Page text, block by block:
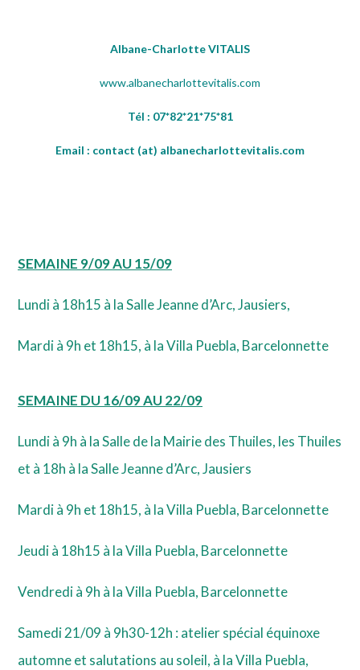
Albane-Charlotte VITALIS
www.albanecharlottevitalis.com
Tél : 07*82*21*75*81
Email : contact (at) albanecharlottevitalis.com
SEMAINE 9/09 AU 15/09
Lundi à 18h15 à la Salle Jeanne d’Arc, Jausiers,
Mardi à 9h et 18h15, à la Villa Puebla, Barcelonnette
SEMAINE DU 16/09 AU 22/09
Lundi à 9h à la Salle de la Mairie des Thuiles, les Thuiles
et à 18h à la Salle Jeanne d’Arc, Jausiers
Mardi à 9h et 18h15, à la Villa Puebla, Barcelonnette
Jeudi à 18h15 à la Villa Puebla, Barcelonnette
Vendredi à 9h à la Villa Puebla, Barcelonnette
Samedi 21/09 à 9h30-12h : atelier spécial équinoxe
automne et salutations au soleil, à la Villa Puebla,